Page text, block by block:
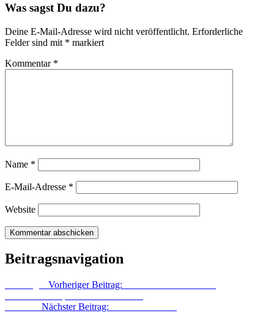
Was sagst Du dazu?
Deine E-Mail-Adresse wird nicht veröffentlicht. Erforderliche
Felder sind mit * markiert
Kommentar *
Name *
E-Mail-Adresse *
Website
Beitragsnavigation
Vorheriger Beitrag:
Nächster Beitrag: